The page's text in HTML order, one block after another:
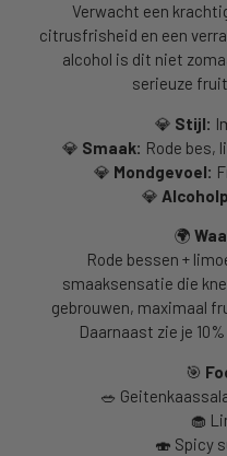
Verwacht een
citrusfrisheid en een
alcohol is dit niet
serieuze
💎 Stijl:
💎 Smaak: Rode bes,
💎 Mondgevoel:
💎
🌍
Rode bessen +
smaaksensatie die
gebrouwen, maximaal
Daarnaast zie je
🎯
🥗
🧁
🍣 Spicy